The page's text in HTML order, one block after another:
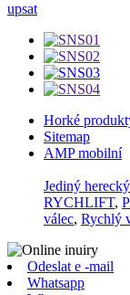
upsat
Horké
Sitemap
AMP mobilní
Jediný
RYCHLIFT,
válec, Rychlý
Odeslat e -mail
Whatsapp